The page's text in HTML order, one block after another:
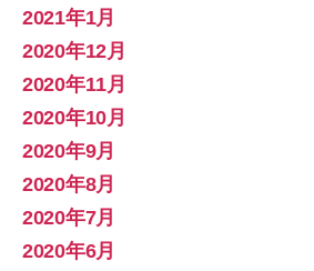
2021年1月
2020年12月
2020年11月
2020年10月
2020年9月
2020年8月
2020年7月
2020年6月